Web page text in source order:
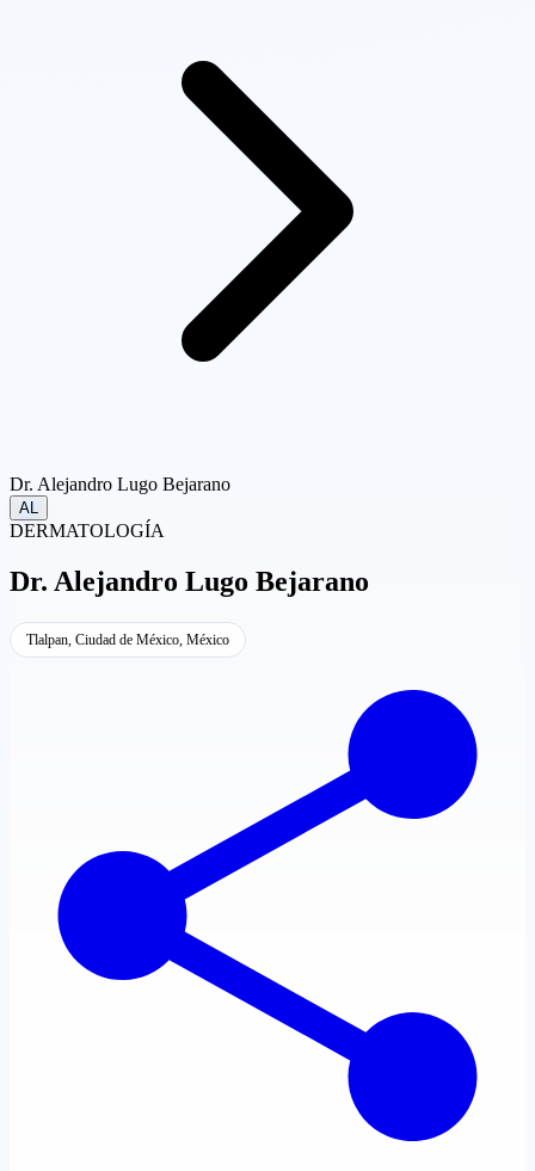
Dr. Alejandro Lugo Bejarano
AL
DERMATOLOGÍA
Dr. Alejandro Lugo Bejarano
Tlalpan, Ciudad de México, México